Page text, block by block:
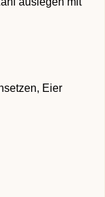
Eier